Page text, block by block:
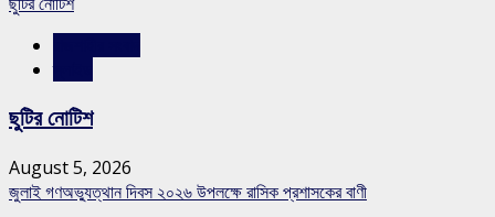
ছুটির নোটিশ
August 5, 2026
জুলাই গণঅভ্যুত্থান দিবস ২০২৬ উপলক্ষে রাসিক প্রশাসকের বাণী